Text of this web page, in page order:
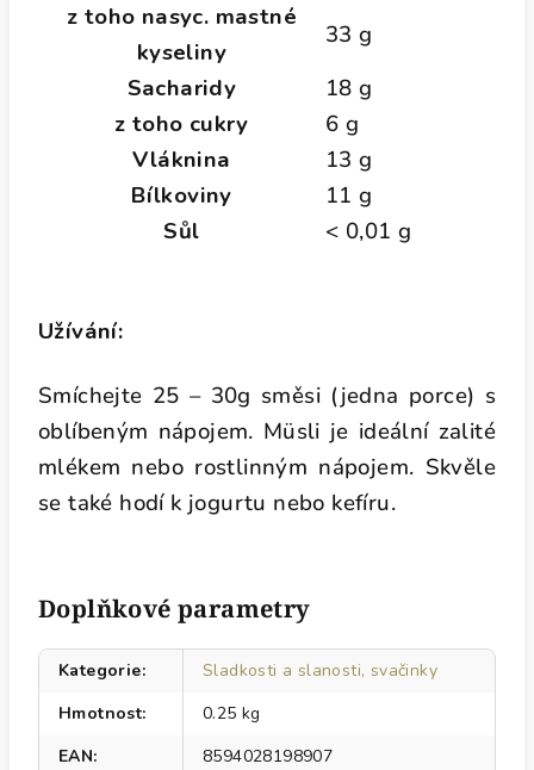
z toho nasyc. mastné
kyseliny
33 g
Sacharidy
18 g
z toho cukry
6 g
Vláknina
13 g
Bílkoviny
11 g
Sůl
< 0,01 g
Užívání:
Smíchejte 25 – 30g směsi (jedna porce) s
oblíbeným nápojem. Müsli je ideální zalité
mlékem nebo rostlinným nápojem. Skvěle
se také hodí k jogurtu nebo kefíru.
Doplňkové parametry
Kategorie:
Sladkosti a slanosti, svačinky
Hmotnost:
0.25 kg
EAN: 8594028198907